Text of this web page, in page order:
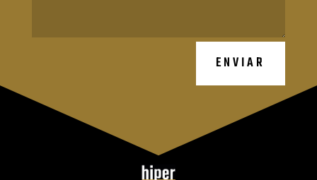
ENVIAR